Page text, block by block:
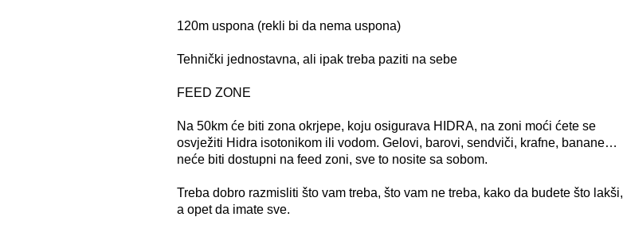
120m uspona (rekli bi da nema uspona)
Tehnički jednostavna, ali ipak treba paziti na sebe
FEED ZONE
Na 50km će biti zona okrjepe, koju osigurava HIDRA, na zoni moći ćete se
osvježiti Hidra isotonikom ili vodom. Gelovi, barovi, sendviči, krafne, banane…
neće biti dostupni na feed zoni, sve to nosite sa sobom.
Treba dobro razmisliti što vam treba, što vam ne treba, kako da budete što lakši,
a opet da imate sve.